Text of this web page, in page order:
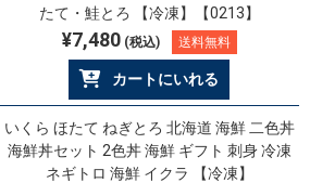
たて・鮭とろ 【冷凍】【0213】
¥7,480(税込) 送料無料
カートにいれる
いくら ほたて ねぎとろ 北海道 海鮮 二色丼
海鮮丼セット 2色丼 海鮮 ギフト 刺身 冷凍
ネギトロ 海鮮 イクラ 【冷凍】